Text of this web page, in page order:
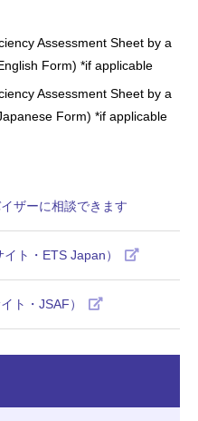
Assessment Sheet by a
Form) *if applicable
Assessment Sheet by a
Form) *if applicable
ザーに相談できます
ト・ETS Japan）
ト・JSAF）